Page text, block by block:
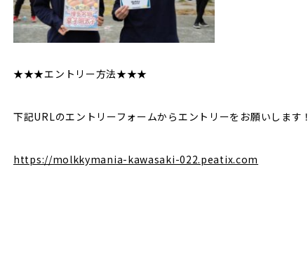
★★★エントリー方法★★★
下記URLのエントリーフォームからエントリーをお願いします！
https://molkkymania-kawasaki-022.peatix.com